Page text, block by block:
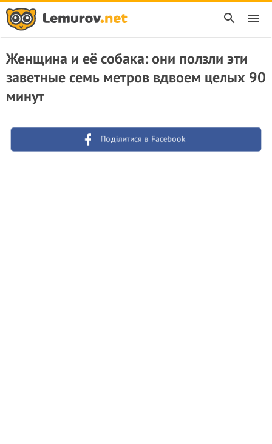
Женщина и её собака: они ползли эти
заветные семь метров вдвоем целых 90
минут
Поділитися в Facebook